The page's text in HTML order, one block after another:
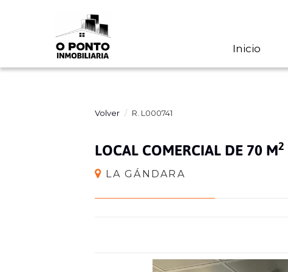
Inicio
Volver R. L000741
LOCAL COMERCIAL DE 70 M2
LA GÁNDARA